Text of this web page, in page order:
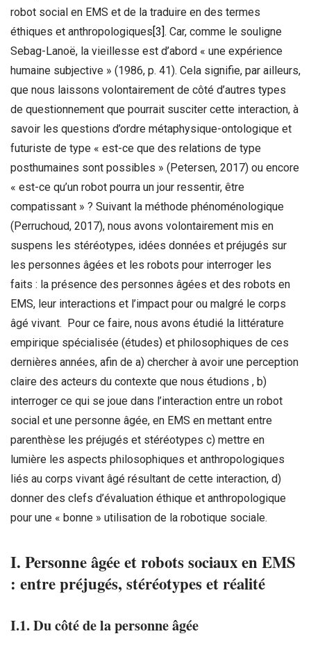
robot social en EMS et de la traduire en des termes
éthiques et anthropologiques[3]. Car, comme le souligne
Sebag-Lanoë, la vieillesse est d’abord « une expérience
humaine subjective » (1986, p. 41). Cela signifie, par ailleurs,
que nous laissons volontairement de côté d’autres types
de questionnement que pourrait susciter cette interaction, à
savoir les questions d’ordre métaphysique-ontologique et
futuriste de type « est-ce que des relations de type
posthumaines sont possibles » (Petersen, 2017) ou encore
« est-ce qu’un robot pourra un jour ressentir, être
compatissant » ? Suivant la méthode phénoménologique
(Perruchoud, 2017), nous avons volontairement mis en
suspens les stéréotypes, idées données et préjugés sur
les personnes âgées et les robots pour interroger les
faits : la présence des personnes âgées et des robots en
EMS, leur interactions et l’impact pour ou malgré le corps
âgé vivant. Pour ce faire, nous avons étudié la littérature
empirique spécialisée (études) et philosophiques de ces
dernières années, afin de a) chercher à avoir une perception
claire des acteurs du contexte que nous étudions , b)
interroger ce qui se joue dans l’interaction entre un robot
social et une personne âgée, en EMS en mettant entre
parenthèse les préjugés et stéréotypes c) mettre en
lumière les aspects philosophiques et anthropologiques
liés au corps vivant âgé résultant de cette interaction, d)
donner des clefs d’évaluation éthique et anthropologique
pour une « bonne » utilisation de la robotique sociale.
I. Personne âgée et robots sociaux en EMS
: entre préjugés, stéréotypes et réalité
I.1. Du côté de la personne âgée